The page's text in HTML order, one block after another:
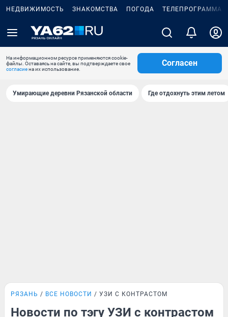
НЕДВИЖИМОСТЬ ЗНАКОМСТВА ПОГОДА ТЕЛЕПРОГРАММА
На информационном ресурсе применяются cookie-
файлы. Оставаясь на сайте, вы подтверждаете свое
согласиена их использование.
Согласен
Умирающие деревни Рязанской области Где отдохнуть этим летом
РЯЗАНЬ ВСЕ НОВОСТИ УЗИ С КОНТРАСТОМ
Новости по тэгу УЗИ с контрастом